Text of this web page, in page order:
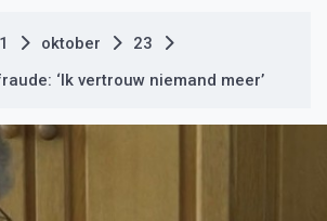
oktober
23
‘Ik vertrouw niemand meer’